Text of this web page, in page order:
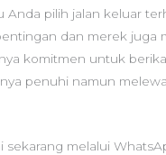
Anda pilih jalan keluar
dan merek juga
komitmen untuk
penuhi namun
sekarang melalui